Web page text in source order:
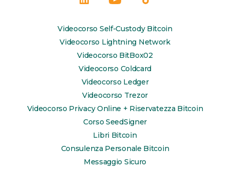
Apri
in
una
nuova
scheda
Apri
in
una
nuova
scheda
Apri
in
una
nuova
scheda
Videocorso Self-Custody Bitcoin
Videocorso Lightning Network
Videocorso BitBox02
Videocorso Coldcard
Videocorso Ledger
Videocorso Trezor
Videocorso Privacy Online + Riservatezza Bitcoin
Corso SeedSigner
Libri Bitcoin
Consulenza Personale Bitcoin
Messaggio Sicuro